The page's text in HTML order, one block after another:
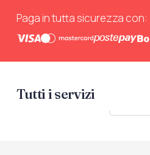
Paga in tutta sicurezza con:
Tutti i servizi